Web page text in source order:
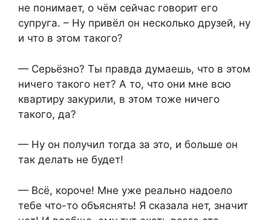
не понимает, о чём сейчас говорит его
супруга. – Ну привёл он несколько друзей, ну
и что в этом такого?
— Серьёзно? Ты правда думаешь, что в этом
ничего такого нет? А то, что они мне всю
квартиру закурили, в этом тоже ничего
такого, да?
— Ну он получил тогда за это, и больше он
так делать не будет!
— Всё, короче! Мне уже реально надоело
тебе что-то объяснять! Я сказала нет, значит